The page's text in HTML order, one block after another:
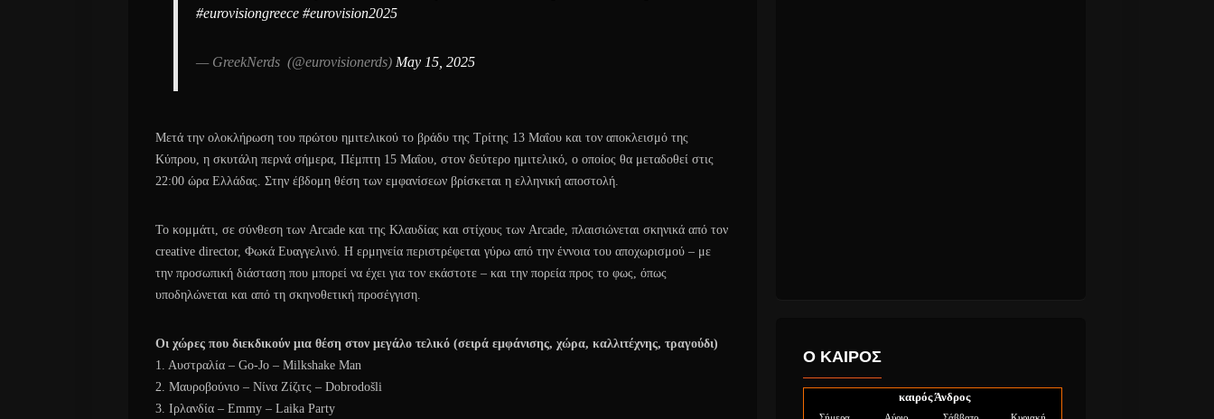
#eurovisiongreece #eurovision2025
— GreekNerds ️ (@eurovisionerds) May 15, 2025
Μετά την ολοκλήρωση του πρώτου ημιτελικού το βράδυ της Τρίτης 13 Μαΐου και τον αποκλεισμό της
Κύπρου, η σκυτάλη περνά σήμερα, Πέμπτη 15 Μαΐου, στον δεύτερο ημιτελικό, ο οποίος θα μεταδοθεί στις
22:00 ώρα Ελλάδας. Στην έβδομη θέση των εμφανίσεων βρίσκεται η ελληνική αποστολή.
Το κομμάτι, σε σύνθεση των Arcade και της Κλαυδίας και στίχους των Arcade, πλαισιώνεται σκηνικά από τον
creative director, Φωκά Ευαγγελινό. Η ερμηνεία περιστρέφεται γύρω από την έννοια του αποχωρισμού – με
την προσωπική διάσταση που μπορεί να έχει για τον εκάστοτε – και την πορεία προς το φως, όπως
υποδηλώνεται και από τη σκηνοθετική προσέγγιση.
Οι χώρες που διεκδικούν μια θέση στον μεγάλο τελικό (σειρά εμφάνισης, χώρα, καλλιτέχνης, τραγούδι)
1. Αυστραλία – Go-Jo – Milkshake Man
2. Μαυροβούνιο – Νίνα Ζίζιτς – Dobrodošli
3. Ιρλανδία – Emmy – Laika Party
Ο ΚΑΙΡΟΣ
καιρός Άνδρος